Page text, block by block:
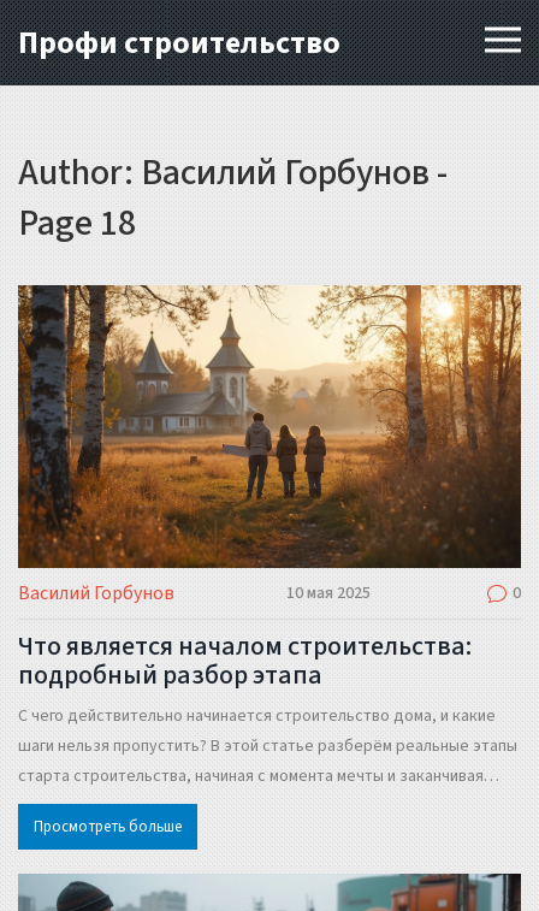
Профи строительство
Author: Василий Горбунов -
Page 18
Василий Горбунов 10 мая 2025 0
Что является началом строительства:
подробный разбор этапа
С чего действительно начинается строительство дома, и какие
шаги нельзя пропустить? В этой статье разберём реальные этапы
старта строительства, начиная с момента мечты и заканчивая
подготовкой к заливке фундамента. Вы узнаете про все мелкие
детали, о которых часто не говорят – от сбора документов до
Всё, что нужно знать тем, кто не хочет допустить ошибок на
Просмотреть больше